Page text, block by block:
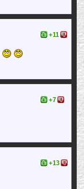
+11
+7
+13